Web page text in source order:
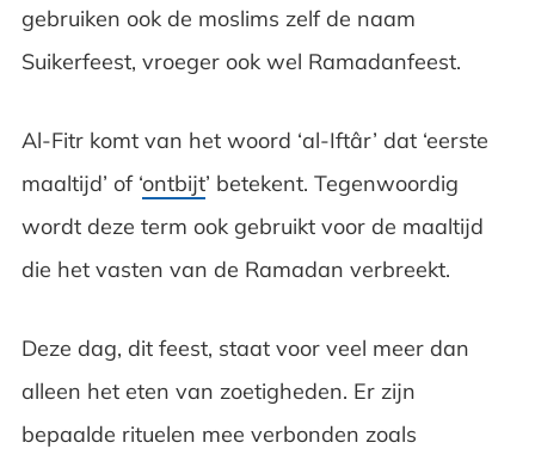
gebruiken ook de moslims zelf de naam
Suikerfeest, vroeger ook wel Ramadanfeest.
Al-Fitr komt van het woord ‘al-Iftâr’ dat ‘eerste
maaltijd’ of ‘ontbijt’ betekent. Tegenwoordig
wordt deze term ook gebruikt voor de maaltijd
die het vasten van de Ramadan verbreekt.
Deze dag, dit feest, staat voor veel meer dan
alleen het eten van zoetigheden. Er zijn
bepaalde rituelen mee verbonden zoals